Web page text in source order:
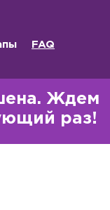
FAQ
Ждем
раз!